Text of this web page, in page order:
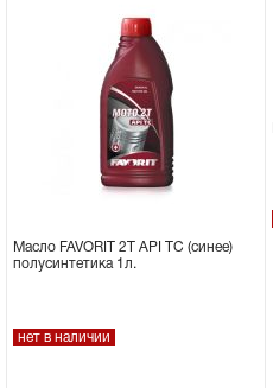
Масло FAVORIT 2Т API TC (синее)
полусинтетика 1л.
нет в наличии